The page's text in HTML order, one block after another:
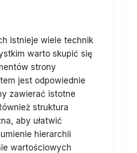
istnieje wiele technik
warto skupić się
strony
jest odpowiednie
zawierać istotne
struktura
aby ułatwić
hierarchii
wartościowych